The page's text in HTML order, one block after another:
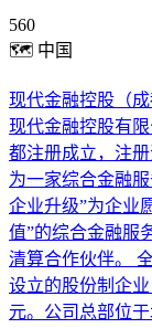
560
🗺 中国
现代金融控股（
现代金融控股有
都注册成立，注
为一家综合金融
企业升级”为企业
值”的综合金融服
清算合作伙伴。
设立的股份制企
元。公司总部位